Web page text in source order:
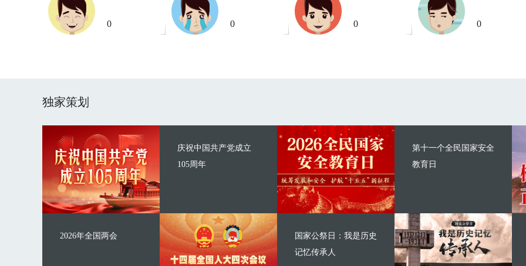
0 0 0 0
独家策划
庆祝中国共产党成立
105周年
2026年全国两会
第十一个全民国家安全
教育日
国家公祭日：我是历史
记忆传承人